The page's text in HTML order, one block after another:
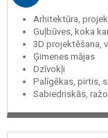
Arhitektūra,
Guļbūves, koka
3D projektēšana,
Ģimenes mājas
Dzīvokļi
Palīgēkas, pirtis,
Sabiedriskās,